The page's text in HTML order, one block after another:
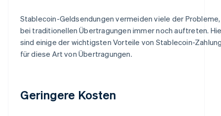
Stablecoin-Geldsendungen vermeiden viele der
bei traditionellen Übertragungen immer noch auftreten.
sind einige der wichtigsten Vorteile von Stablecoin-
für diese Art von Übertragungen.
Geringere Kosten